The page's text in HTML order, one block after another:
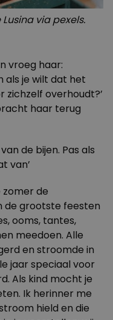
via pexels.
vroeg haar:
als je wilt dat het
zichzelf overhoudt?’
haar terug
de bijen. Pas als
van’
zomer de
de grootste feesten
ooms, tantes,
meedoen. Alle
en stroomde in
jaar speciaal voor
Als kind mocht je
Ik herinner me
hield en die